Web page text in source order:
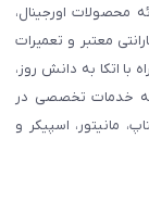
محصولات اورجینال،
معتبر و تعمیرات
با اتکا به دانش روز،
خدمات تخصصی در
مانیتور، اسپیکر و